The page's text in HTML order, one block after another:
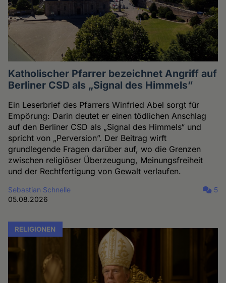
Katholischer Pfarrer bezeichnet Angriff auf
Berliner CSD als „Signal des Himmels”
Ein Leserbrief des Pfarrers Winfried Abel sorgt für
Empörung: Darin deutet er einen tödlichen Anschlag
auf den Berliner CSD als „Signal des Himmels“ und
spricht von „Perversion”. Der Beitrag wirft
grundlegende Fragen darüber auf, wo die Grenzen
zwischen religiöser Überzeugung, Meinungsfreiheit
und der Rechtfertigung von Gewalt verlaufen.
Sebastian Schnelle
05.08.2026
5
RELIGIONEN